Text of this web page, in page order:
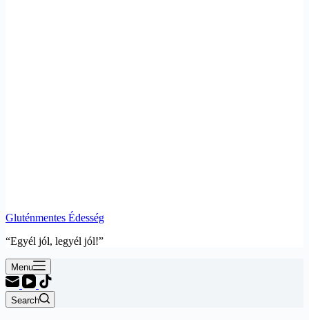
Gluténmentes Édesség
“Egyél jól, legyél jól!”
Menu
Search